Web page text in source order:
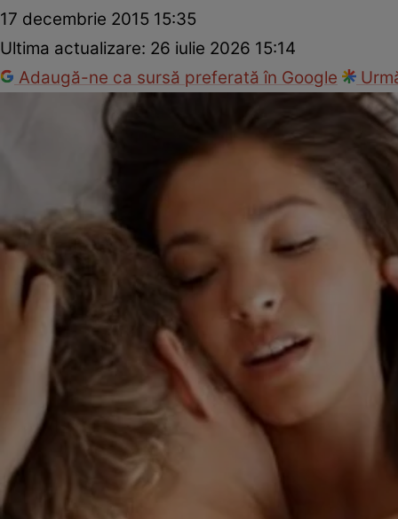
17 decembrie 2015 15:35
Ultima actualizare: 26 iulie 2026 15:14
Adaugă-ne ca sursă preferată în Google